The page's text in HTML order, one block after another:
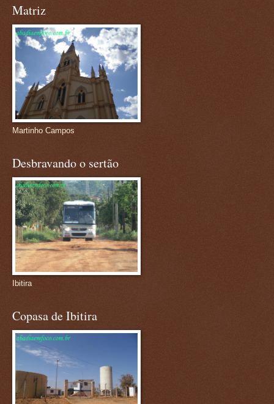
Matriz
Martinho Campos
Desbravando o sertão
Ibitira
Copasa de Ibitira